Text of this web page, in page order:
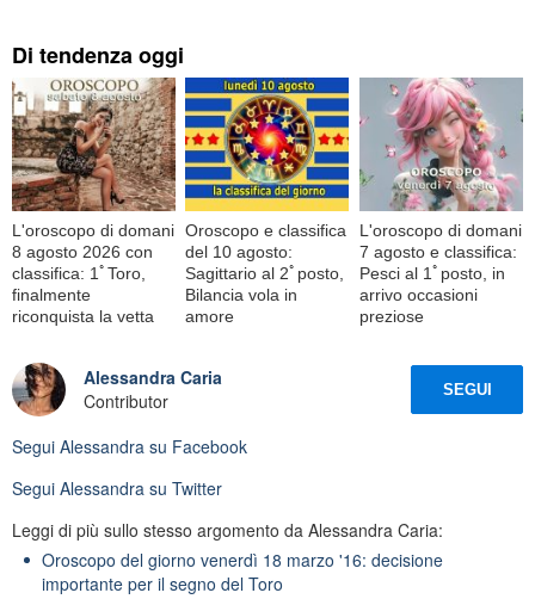
Di tendenza oggi
L'oroscopo di domani
8 agosto 2026 con
classifica: 1ﾟToro,
finalmente
riconquista la vetta
Oroscopo e classifica
del 10 agosto:
Sagittario al 2ﾟposto,
Bilancia vola in
amore
L'oroscopo di domani
7 agosto e classifica:
Pesci al 1ﾟposto, in
arrivo occasioni
preziose
Alessandra Caria
Contributor
SEGUI
Segui Alessandra su Facebook
Segui Alessandra su Twitter
Leggi di più sullo stesso argomento da Alessandra Caria:
Oroscopo del giorno venerdì 18 marzo '16: decisione
importante per il segno del Toro